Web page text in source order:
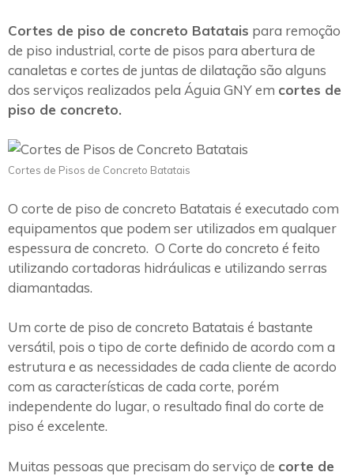
Cortes de piso de concreto Batatais para remoção
de piso industrial, corte de pisos para abertura de
canaletas e cortes de juntas de dilatação são alguns
dos serviços realizados pela Águia GNY em cortes de
piso de concreto.
Cortes de Pisos de Concreto Batatais
O corte de piso de concreto Batatais é executado com
equipamentos que podem ser utilizados em qualquer
espessura de concreto. O Corte do concreto é feito
utilizando cortadoras hidráulicas e utilizando serras
diamantadas.
Um corte de piso de concreto Batatais é bastante
versátil, pois o tipo de corte definido de acordo com a
estrutura e as necessidades de cada cliente de acordo
com as características de cada corte, porém
independente do lugar, o resultado final do corte de
piso é excelente.
Muitas pessoas que precisam do serviço de corte de